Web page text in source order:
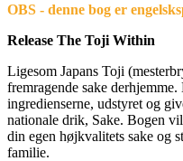
OBS - denne bog er
Release The Toji Within
Ligesom Japans Toji
fremragende sake
ingredienserne, udstyret og
nationale drik, Sake. Bogen
din egen højkvalitets sake og
familie.